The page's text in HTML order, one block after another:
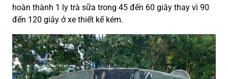
hoàn thành 1 ly trà sữa trong 45 đến 60 giây thay vì 90
đến 120 giây ở xe thiết kế kém.